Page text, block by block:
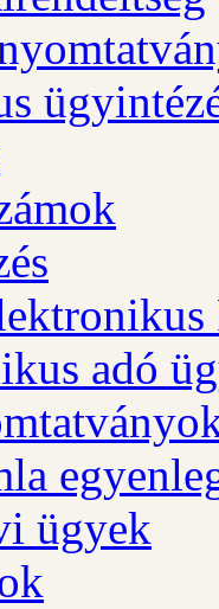
adó
ügyek